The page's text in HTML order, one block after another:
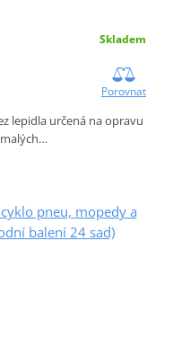
Skladem
Porovnat
lepidla určená na opravu
pneu, mopedy a
balení 24 sad)